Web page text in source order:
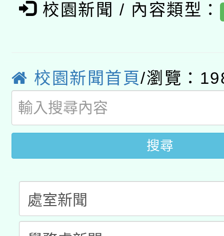
「數位內容與教學軟
薪期間赴陸應申請許可
業技術研究院辦理「
用水績優單位及節水達
115年8月22日(星期六
桃園市孔廟祈福系列
開 智慧啟航」
2026年桃園地景藝術
校園新聞 / 內容類型：
校園新聞首頁/瀏覽：
搜尋